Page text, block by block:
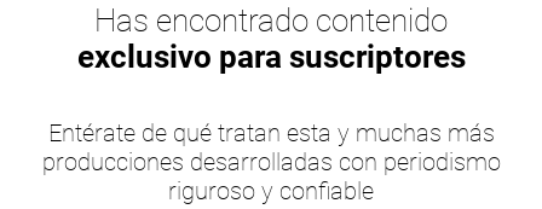
Has encontrado contenido
exclusivo para suscriptores
Entérate de qué tratan esta y muchas más
producciones desarrolladas con periodismo
riguroso y confiable